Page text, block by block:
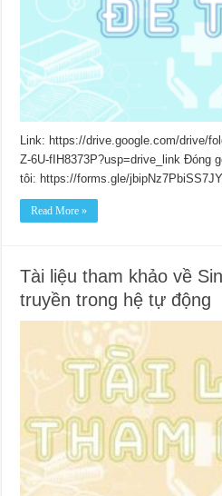
Link: https://drive.google.com/drive/
Z-6U-fIH8373P?usp=drive_link Đóng
tôi: https://forms.gle/
Read More »
Tài liệu tham khảo về
truyền trong hệ tự động